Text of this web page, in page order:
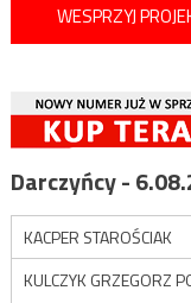
WESPRZYJ
Darczyńcy -
KACPER STAROŚCIAK
KULCZYK GRZEGORZ